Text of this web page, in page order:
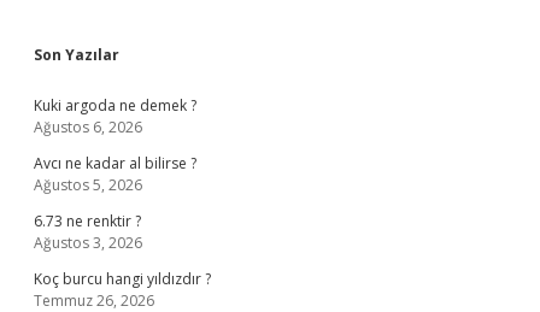
Sidebar
Son Yazılar
Kuki argoda ne demek ?
Ağustos 6, 2026
Avcı ne kadar al bilirse ?
Ağustos 5, 2026
6.73 ne renktir ?
Ağustos 3, 2026
Koç burcu hangi yıldızdır ?
Temmuz 26, 2026